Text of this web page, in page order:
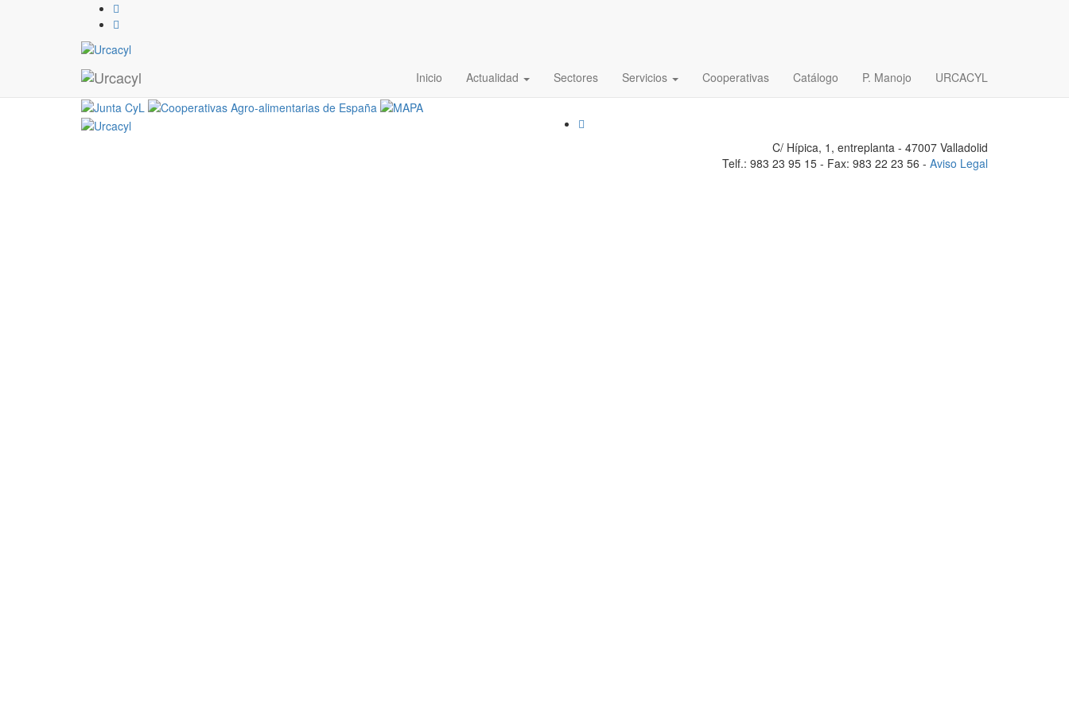
Inicio Actualidad Sectores Servicios Cooperativas Catálogo P. Manojo URCACYL
39Avicola de Burgos
25 / 11 / 2019
C/ Hípica, 1, entreplanta - 47007 Valladolid
Telf.: 983 23 95 15 - Fax: 983 22 23 56 - Aviso Legal